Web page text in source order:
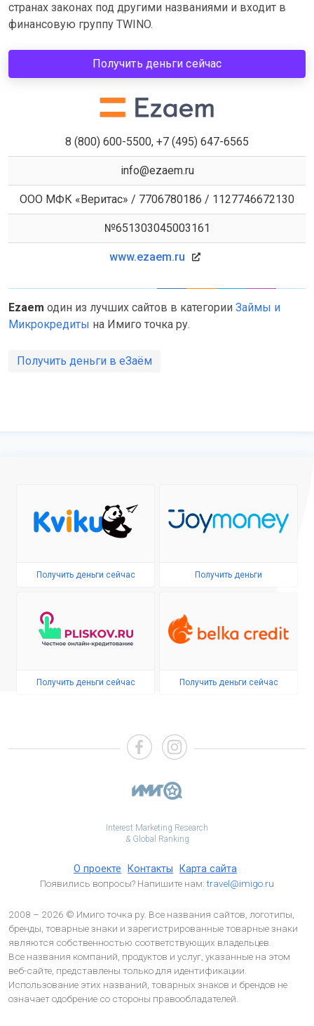
странах законах под другими названиями и входит в
финансовую группу TWINO.
Получить деньги сейчас
8 (800) 600-5500, +7 (495) 647-6565
info@ezaem.ru
ООО МФК «Веритас» / 7706780186 / 1127746672130
№651303045003161
www.ezaem.ru
Ezaem один из лучших сайтов в категории Займы и
Микрокредиты на Имиго точка ру.
Получить деньги в еЗаём
Получить деньги сейчас Получить деньги
Получить деньги сейчас Получить деньги сейчас
Interest Marketing Research
& Global Ranking
О проекте Контакты Карта сайта
Появились вопросы? Напишите нам:travel@imigo.ru
2008 – 2026 © Имиго точка ру. Все названия сайтов, логотипы,
бренды, товарные знаки и зарегистрированные товарные знаки
являются собственностью соответствующих владельцев.
Все названия компаний, продуктов и услуг, указанные на этом
веб-сайте, представлены только для идентификации.
Использование этих названий, товарных знаков и брендов не
означает одобрение со стороны правообладателей.